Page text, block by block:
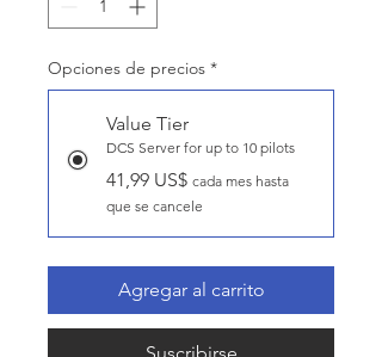
Opciones de precios *
Value Tier
DCS Server for up to 10 pilots
41,99 US$ cada mes hasta
que se cancele
Agregar al carrito